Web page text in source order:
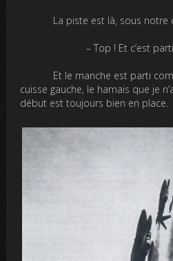
La piste est là, sous notre
– Top ! Et c’est parti. Aïi,
Et le manche est parti
cuisse gauche, le harnais que je
début est toujours bien en place.